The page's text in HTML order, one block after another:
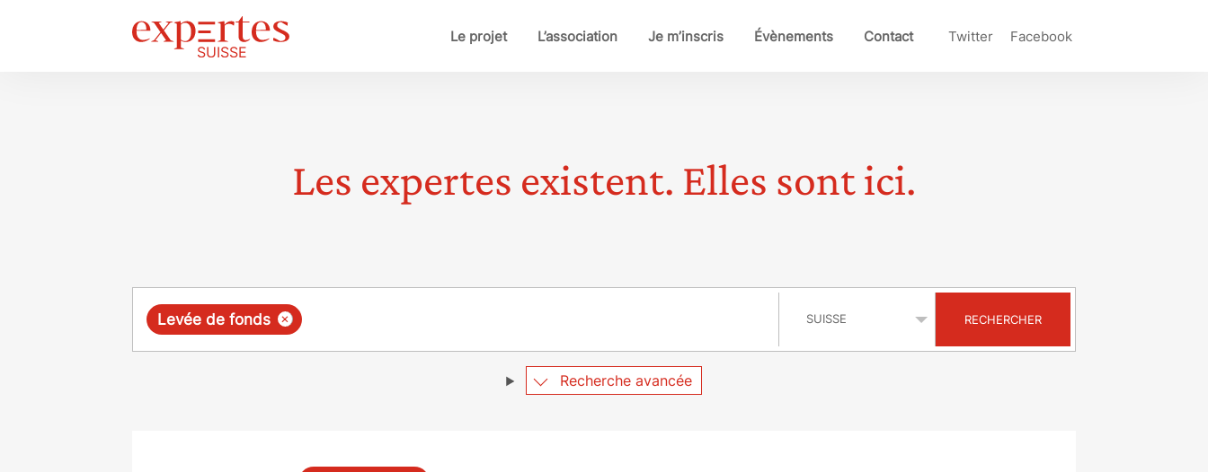
Le projet L’association Je m’inscris Évènements Contact Twitter Facebook
Les expertes existent. Elles sont ici.
Requête ×
Levée de fonds RECHERCHER
Recherche avancée